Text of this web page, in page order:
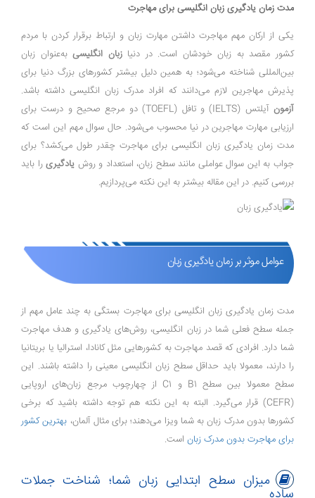
مدت زمان یادگیری زبان انگلیسی برای مهاجرت
یکی از ارکان مهم مهاجرت داشتن مهارت زبان و ارتباط برقرار کردن با مردم
کشور مقصد به زبان خودشان است. در دنیازبان انگلیسیبه‌عنوان زبان
بین‌المللی شناخته می‌شود؛ به همین دلیل بیشتر کشور‌های بزرگ دنیا برای
پذیرش مهاجرین لازم می‌دانند که افراد مدرک زبان انگلیسی داشته باشد.
آزمون
آیلتس (IELTS) و تافل (TOEFL) دو مرجع صحیح و درست برای
ارزیابی مهارت مهاجرین در نیا محسوب می‌شود. حال سوال مهم این است که
مدت زمان یادگیری زبان انگلیسی برای مهاجرت چقدر طول می‌کشد؟ برای
جواب به این سوال عواملی مانند سطح زبان، استعداد و روش یادگیریرا باید
بررسی کنیم. در این مقاله بیشتر به این نکته می‌پردازیم.
عوامل موثر بر زمان یاد‌گیری زبان
مدت زمان یادگیری زبان انگلیسی برای مهاجرت بستگی به چند عامل مهم از
جمله سطح فعلی شما در زبان انگلیسی، روش‌های یادگیری و هدف مهاجرت
شما دارد. افرادی که قصد مهاجرت به کشورهایی مثل کانادا، استرالیا یا بریتانیا
را دارند، معمولا باید حداقل سطح زبان انگلیسی معینی را داشته باشند. این
سطح معمولا بین سطح B1 و C1 از چهارچوب مرجع زبان‌های اروپایی
(CEFR) قرار می‌گیرد. البته به این نکته هم توجه داشته باشید که برخی
کشور‌ها بدون مدرک زبان به شما ویزا می‌دهند؛ برای مثال آلمان، بهترین کشور
برای مهاجرت بدون مدرک زبان است.
میزان سطح ابتدایی زبان شما؛ شناخت جملات